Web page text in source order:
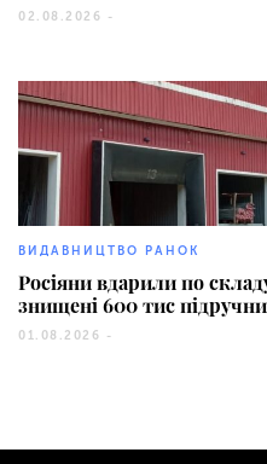
02.08.2026 -
ВИДАВНИЦТВО РАНОК
Росіяни вдарили по
знищені 600 тис
01.08.2026 -